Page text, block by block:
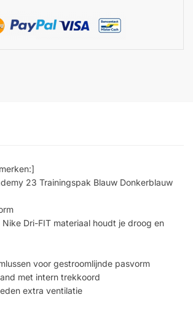
23 Trainingspak Blauw Donkerblauw
Dri-FIT materiaal houdt je droog en
voor gestroomlijnde pasvorm
met intern trekkoord
extra ventilatie